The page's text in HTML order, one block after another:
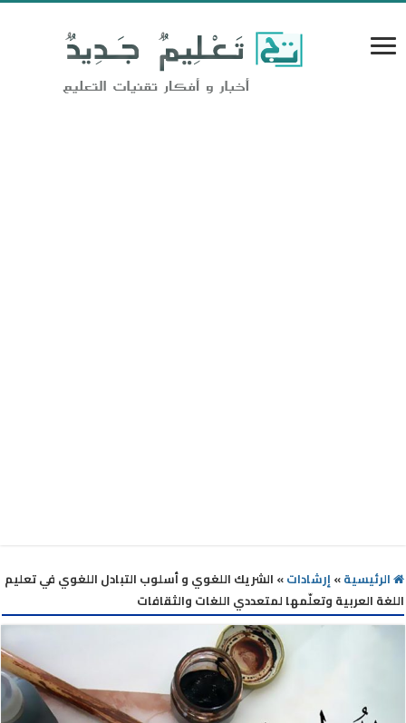
الرئيسية» إرشادات» الشريك اللغوي و أسلوب التبادل اللغوي في تعليم
اللغة العربية وتعلّمها لمتعددي اللغات والثقافات